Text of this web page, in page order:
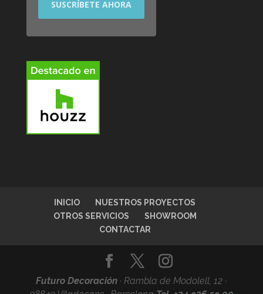
INICIO
NUESTROS PROYECTOS
OTROS SERVICIOS
SHOWROOM
CONTACTAR
Futuro Decoración ·Rambla de Modolell, 12 ·